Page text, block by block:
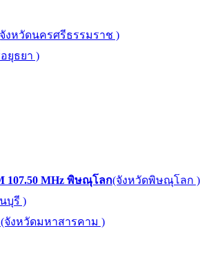
งหวัดนครศรีธรรมราช )
ยุธยา )
107.50 MHz พิษณุโลก(จังหวัดพิษณุโลก )
บุรี )
(จังหวัดมหาสารคาม )